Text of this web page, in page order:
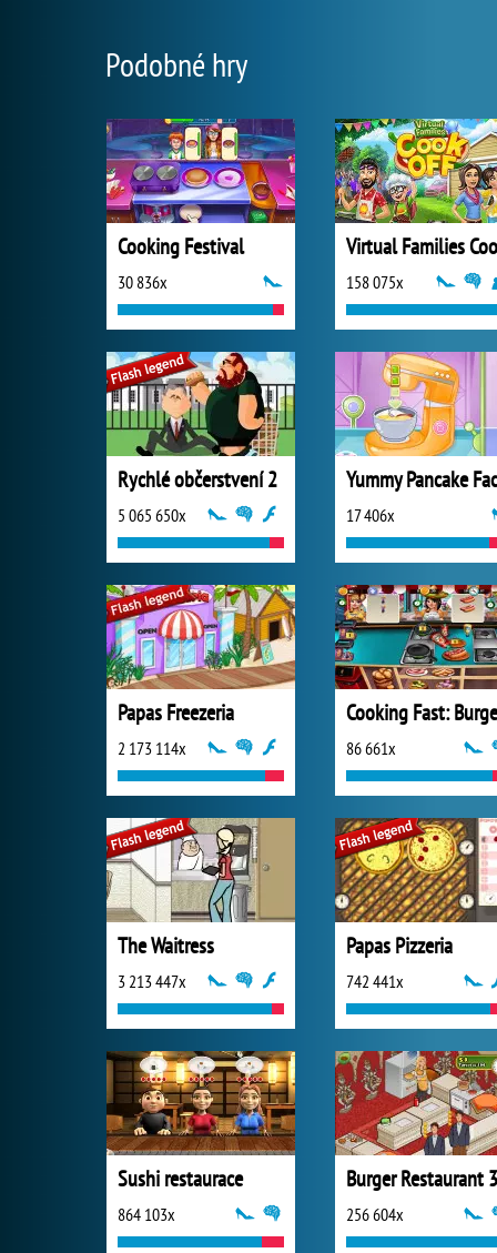
Podobné hry
Cooking Festival
30 836x 158 075x
Rychlé občerstvení 2
5 065 650x 17 406x
Papas Freezeria
2 173 114x 86 661x
The Waitress
3 213 447x
Papas Pizzeria
742 441x
Sushi restaurace
864 103x
Burger Restaurant 3
256 604x